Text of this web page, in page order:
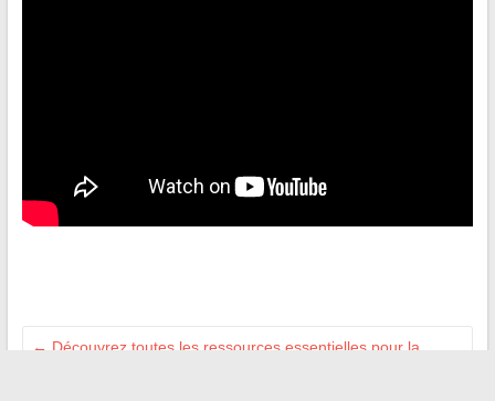
← Découvrez toutes les ressources essentielles pour la